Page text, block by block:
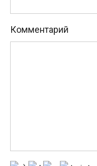
Комментарий